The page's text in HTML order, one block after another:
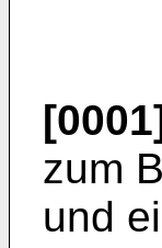
zum
und